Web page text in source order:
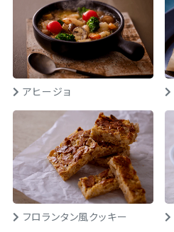
アヒージョ
フロランタン風クッキー